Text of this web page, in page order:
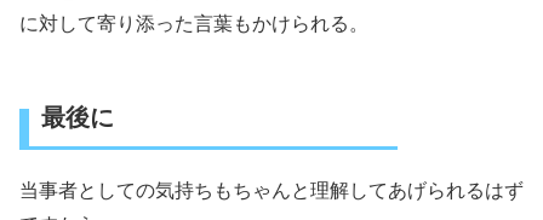
に対して寄り添った言葉もかけられる。
最後に
当事者としての気持ちもちゃんと理解してあげられるはず